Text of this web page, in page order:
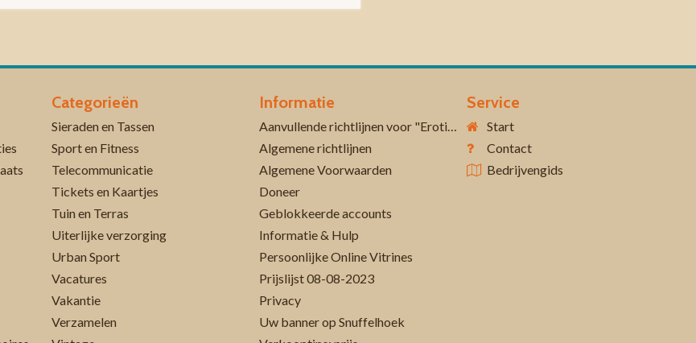
Categorieën
Sieraden en Tassen
Sport en Fitness
Telecommunicatie
Tickets en Kaartjes
Tuin en Terras
Uiterlijke verzorging
Urban Sport
Vacatures
Vakantie
Verzamelen
Informatie
Aanvullende richtlijnen voor "Erotiek 18+"
Algemene richtlijnen
Algemene Voorwaarden
Doneer
Geblokkeerde accounts
Informatie & Hulp
Persoonlijke Online Vitrines
Prijslijst 08-08-2023
Privacy
Uw banner op Snuffelhoek
Service
Start
Contact
Bedrijvengids